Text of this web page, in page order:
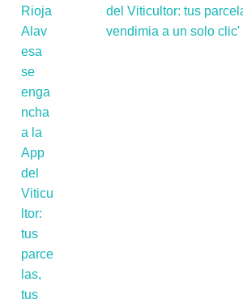
del Viticultor: tus
vendimia a un solo clic'